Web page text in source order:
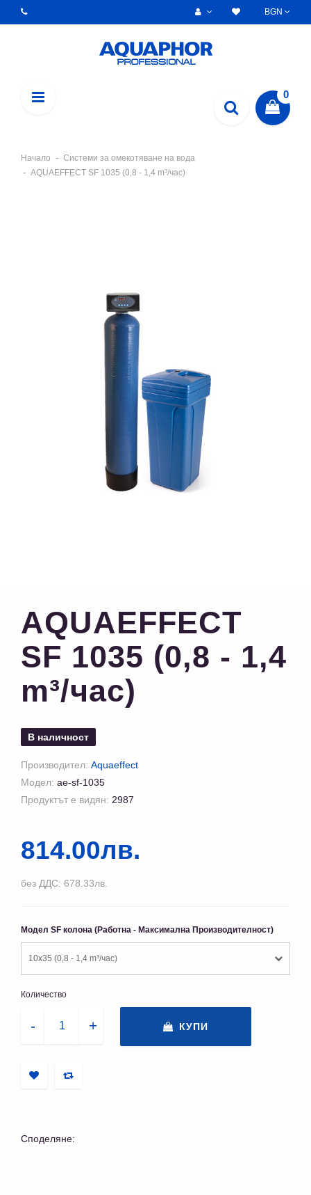
BGN
0
Начало
Системи за омекотяване на вода
AQUAEFFECT SF 1035 (0,8 - 1,4 m³/час)
AQUAEFFECT
SF 1035 (0,8 - 1,4
m³/час)
В наличност
Производител: Aquaeffect
Модел: ae-sf-1035
Продуктът е видян: 2987
814.00лв.
без ДДС: 678.33лв.
Модел SF колона (Работна - Максимална Производителност)
10x35 (0,8 - 1,4 m³/час)
Количество
КУПИ
Споделяне: